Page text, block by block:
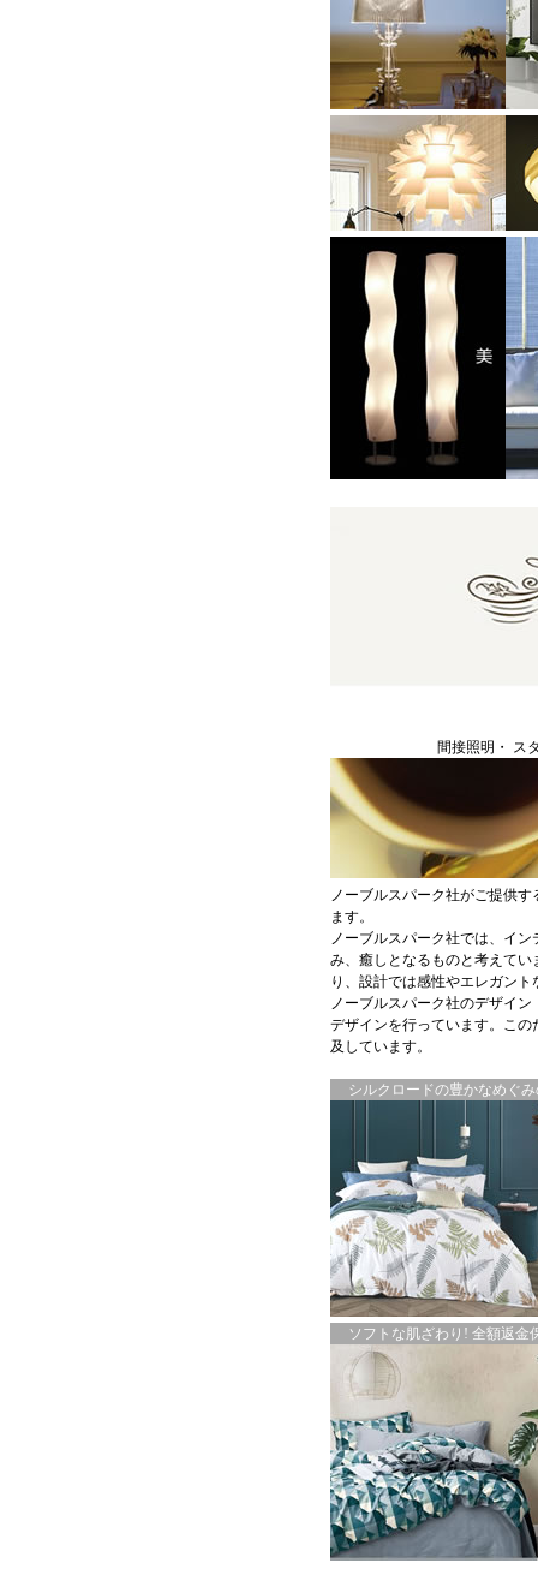
間接照明・ ス
ノーブルスパーク社がご提供
ます。
ノーブルスパーク社では、イ
み、癒しとなるものと考えて
り、設計では感性やエレガン
ノーブルスパーク社のデザイ
デザインを行っています。こ
及しています。
シルクロードの豊かなめぐみ
ソフトな肌ざわり! 全額返金